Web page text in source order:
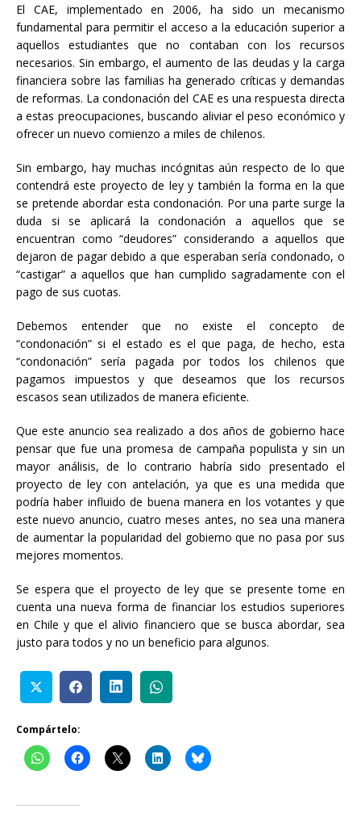
El CAE, implementado en 2006, ha sido un mecanismo
fundamental para permitir el acceso a la educación superior a
aquellos estudiantes que no contaban con los recursos
necesarios. Sin embargo, el aumento de las deudas y la carga
financiera sobre las familias ha generado críticas y demandas
de reformas. La condonación del CAE es una respuesta directa
a estas preocupaciones, buscando aliviar el peso económico y
ofrecer un nuevo comienzo a miles de chilenos.
Sin embargo, hay muchas incógnitas aún respecto de lo que
contendrá este proyecto de ley y también la forma en la que
se pretende abordar esta condonación. Por una parte surge la
duda si se aplicará la condonación a aquellos que se
encuentran como “deudores” considerando a aquellos que
dejaron de pagar debido a que esperaban sería condonado, o
“castigar” a aquellos que han cumplido sagradamente con el
pago de sus cuotas.
Debemos entender que no existe el concepto de
“condonación” si el estado es el que paga, de hecho, esta
“condonación” sería pagada por todos los chilenos que
pagamos impuestos y que deseamos que los recursos
escasos sean utilizados de manera eficiente.
Que este anuncio sea realizado a dos años de gobierno hace
pensar que fue una promesa de campaña populista y sin un
mayor análisis, de lo contrario habría sido presentado el
proyecto de ley con antelación, ya que es una medida que
podría haber influido de buena manera en los votantes y que
este nuevo anuncio, cuatro meses antes, no sea una manera
de aumentar la popularidad del gobierno que no pasa por sus
mejores momentos.
Se espera que el proyecto de ley que se presente tome en
cuenta una nueva forma de financiar los estudios superiores
en Chile y que el alivio financiero que se busca abordar, sea
justo para todos y no un beneficio para algunos.
Compártelo: